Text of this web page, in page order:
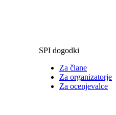
SPI dogodki
Za člane
Za organizatorje
Za ocenjevalce